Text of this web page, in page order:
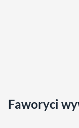
Faworyci